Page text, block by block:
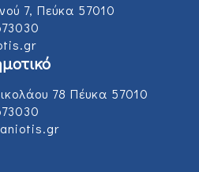
7, Πεύκα 57010
78 Πέυκα 57010